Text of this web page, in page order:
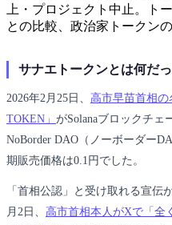
上・プロジェクト中止。ト
との比較、政治家トークン
サナエトークンとは何だ
2026年2月25日、 高市早苗首相
TOKEN」 がSolanaブロックチェ
NoBorder DAO（ノーボーダー
期販売価格は0.1円でした。
「首相公認」と受け取れる宣伝
月2日、 高市首相本人がXで「全